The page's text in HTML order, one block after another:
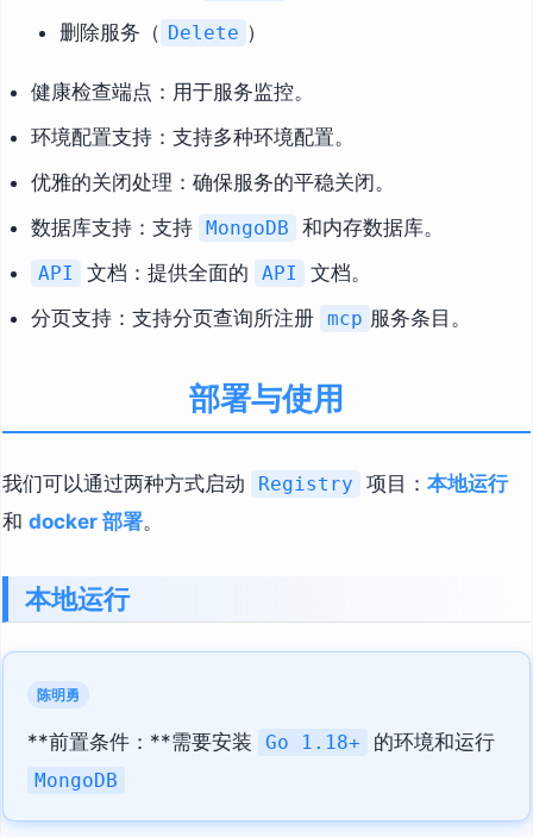
删除服务（ Delete ）
健康检查端点：用于服务监控。
环境配置支持：支持多种环境配置。
优雅的关闭处理：确保服务的平稳关闭。
数据库支持：支持 MongoDB 和内存数据库。
API 文档：提供全面的 API
文档。
分页支持：支持分页查询所注册 mcp 服务条目。
部署与使用
我们可以通过两种方式启动 Registry 项目： 本地运行
和 docker 部署。
本地运行
陈明勇
**前置条件：**需要安装 Go 1.18+ 的环境和运行
MongoDB